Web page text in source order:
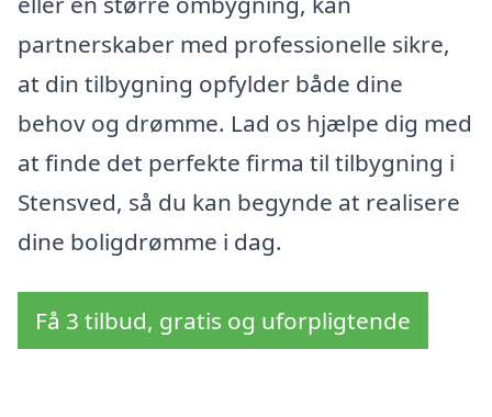
partnerskaber med professionelle sikre,
at din tilbygning opfylder både dine
behov og drømme. Lad os hjælpe dig med
at finde det perfekte firma til tilbygning i
Stensved, så du kan begynde at realisere
dine boligdrømme i dag.
Få 3 tilbud, gratis og uforpligtende